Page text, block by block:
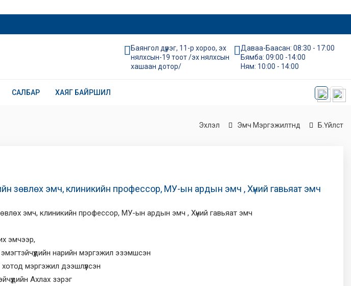
Баянгол дүүрэг, 11-р хороо, эх
нялхсын-19 тоот /эх нялхсын
хашаан дотор/
Даваа-Баасан: 08:30 - 17:00
Бямба: 09:00 -14:00
Ням: 10:00 - 14:00
САЛБАР ХАЯГ БАЙРШИЛ
Эхлэл Эмч Мэргэжилтнүүд Б.Үйлст
зөвлөх эмч, клиникийн профессор, МУ-ын ардын эмч , Хүний гавьяат эмч
эмч, клиникийн профессор, МУ-ын ардын эмч , Хүний гавьяат эмч
эмчээр,
нарийн мэргэжил эзэмшсэн
мэргэжил дээшлүүлсэн
Ахлах зэрэг